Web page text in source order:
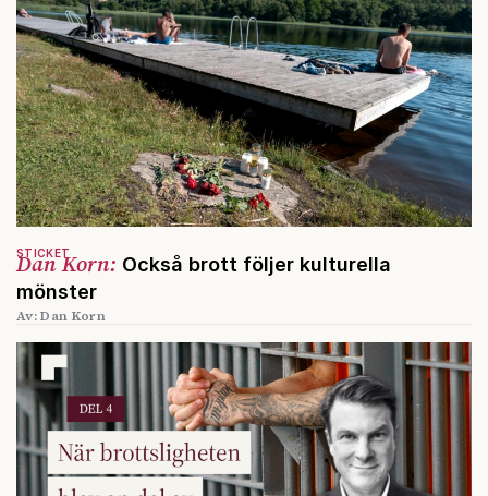
Dan Korn: Också brott följer kulturella
mönster
STICKET
Av: Dan Korn